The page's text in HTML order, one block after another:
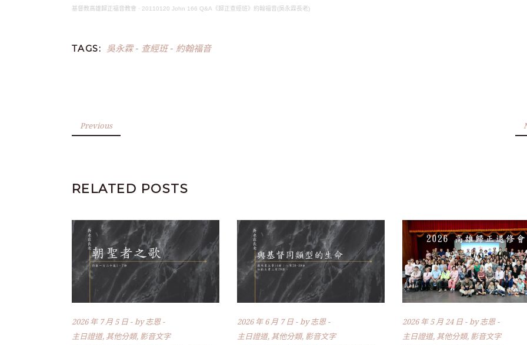
基督教高雄歸正福音教會 · 20110120 John 166 Q&A《歸正查經班》約翰福音(吳永霖長老)
TAGS: 吳永霖- 查經班- 約翰福音
Previous
RELATED POSTS
2026 年 7 月 5 日 by志恩
主日證道, 其他分類, 影音文字
2026 年 6 月 7 日 by志恩
主日證道, 其他分類, 影音文字
2026 年 5 月 24 日 by志恩
主日證道, 其他分類, 影音文字